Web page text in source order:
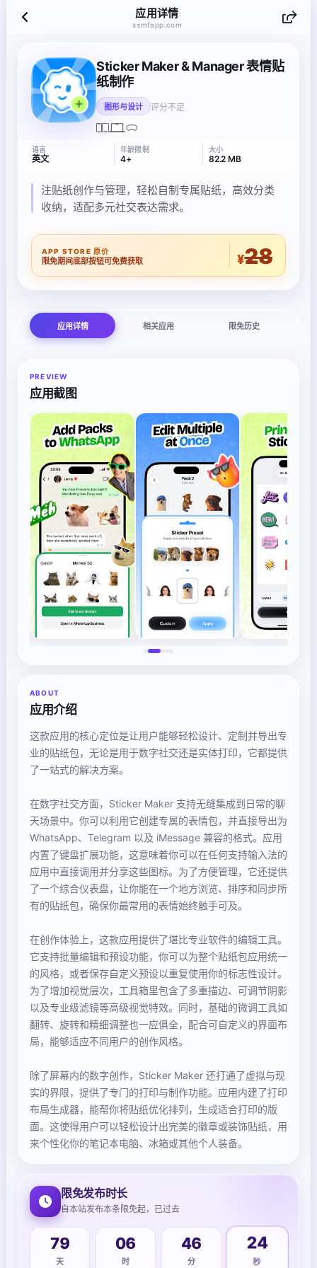
应用详情
xsmfapp.com
Sticker Maker & Manager 表情贴
纸制作
图形与设计 评分不足
语言
英文
年龄限制
4+
大小
82.2 MB
注贴纸创作与管理，轻松自制专属贴纸，高效分类
收纳，适配多元社交表达需求。
APP STORE 原价
限免期间底部按钮可免费获取 ¥28
应用详情 相关应用 限免历史
PREVIEW
应用截图
ABOUT
应用介绍
这款应用的核心定位是让用户能够轻松设计、定制并导出专
业的贴纸包，无论是用于数字社交还是实体打印，它都提供
了一站式的解决方案。
在数字社交方面，Sticker Maker 支持无缝集成到日常的聊
天场景中。你可以利用它创建专属的表情包，并直接导出为
WhatsApp、Telegram 以及 iMessage 兼容的格式。应用
内置了键盘扩展功能，这意味着你可以在任何支持输入法的
应用中直接调用并分享这些图标。为了方便管理，它还提供
了一个综合仪表盘，让你能在一个地方浏览、排序和同步所
有的贴纸包，确保你最常用的表情始终触手可及。
在创作体验上，这款应用提供了堪比专业软件的编辑工具。
它支持批量编辑和预设功能，你可以为整个贴纸包应用统一
的风格，或者保存自定义预设以重复使用你的标志性设计。
为了增加视觉层次，工具箱里包含了多重描边、可调节阴影
以及专业级滤镜等高级视觉特效。同时，基础的微调工具如
翻转、旋转和精细调整也一应俱全，配合可自定义的界面布
局，能够适应不同用户的创作风格。
除了屏幕内的数字创作，Sticker Maker 还打通了虚拟与现
实的界限，提供了专门的打印与制作功能。应用内建了打印
布局生成器，能帮你将贴纸优化排列，生成适合打印的版
面。这使得用户可以轻松设计出完美的徽章或装饰贴纸，用
来个性化你的笔记本电脑、冰箱或其他个人装备。
限免发布时长
自本站发布本条限免起，已过去
79
天
06
时
46
分
24
秒